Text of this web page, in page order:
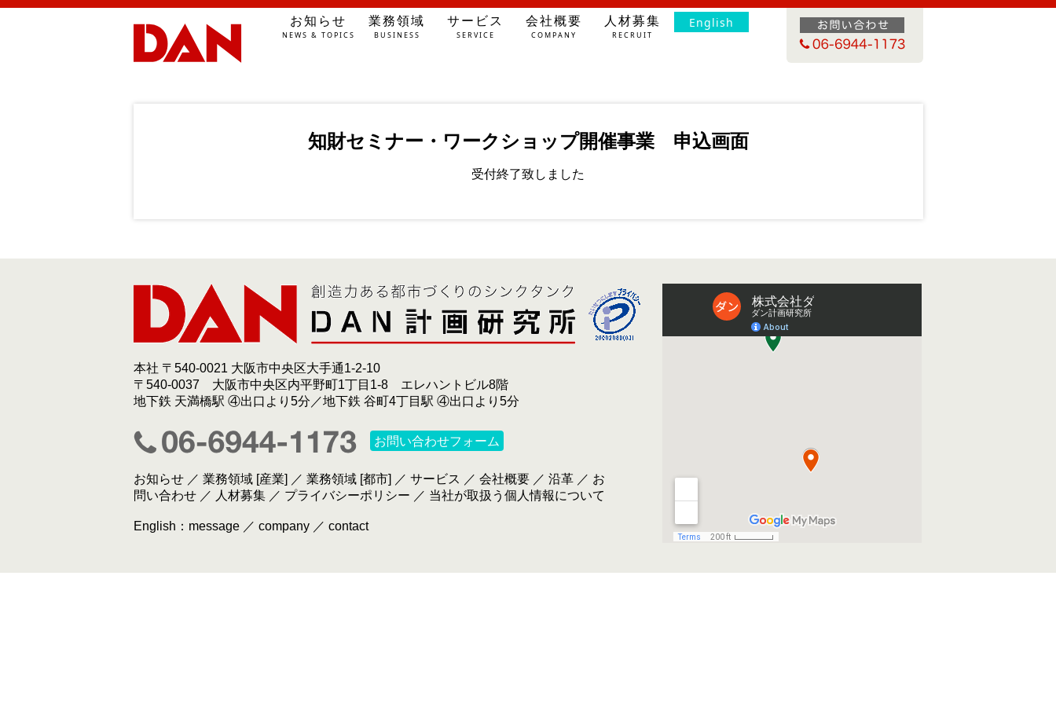
お知らせ
NEWS & TOPICS
業務領域
BUSINESS
サービス
SERVICE
会社概要
COMPANY
人材募集
RECRUIT
English
知財セミナー・ワークショップ開催事業 申込画面
受付終了致しました
本社 〒540-0021 大阪市中央区大手通1-2-10
〒540-0037 大阪市中央区内平野町1丁目1-8 エレハントビル8階
地下鉄 天満橋駅 ④出口より5分／地下鉄 谷町4丁目駅 ④出口より5分
お問い合わせフォーム
お知らせ／ 業務領域 [産業] ／ 業務領域 [都市] ／ サービス ／ 会社概要／ 沿革／ お
問い合わせ／ 人材募集／ プライバシーポリシー ／ 当社が取扱う個人情報について
English： message／ company／ contact